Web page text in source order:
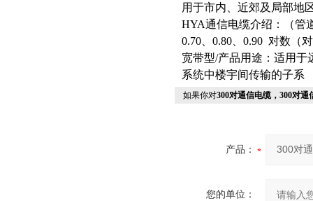
用于市内、近郊及局部地
HYA通信电缆介绍：（管
0.70、0.80、0.90 对数（
宽带型/产品用途：适用于
系统中楼宇间传输的子系
如果你对300对通信电缆，300对通
产品：
您的单位：